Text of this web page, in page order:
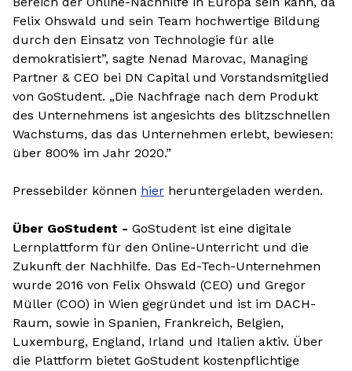
Felix Ohswald und sein Team hochwertige Bildung
durch den Einsatz von Technologie für alle
demokratisiert”, sagte Nenad Marovac, Managing
Partner & CEO bei DN Capital und Vorstandsmitglied
von GoStudent. „Die Nachfrage nach dem Produkt
des Unternehmens ist angesichts des blitzschnellen
Wachstums, das das Unternehmen erlebt, bewiesen:
über 800% im Jahr 2020.”
Pressebilder können hier heruntergeladen werden.
Über GoStudent - GoStudent ist eine digitale
Lernplattform für den Online-Unterricht und die
Zukunft der Nachhilfe. Das Ed-Tech-Unternehmen
wurde 2016 von Felix Ohswald (CEO) und Gregor
Müller (COO) in Wien gegründet und ist im DACH-
Raum, sowie in Spanien, Frankreich, Belgien,
Luxemburg, England, Irland und Italien aktiv. Über
die Plattform bietet GoStudent kostenpflichtige